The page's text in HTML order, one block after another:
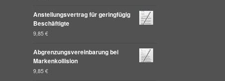
Anstellungsvertrag für geringfügig
Beschäftigte
9,85€
Abgrenzungsvereinbarung bei
Markenkollision
9,85€